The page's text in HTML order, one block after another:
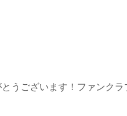
うございます！ファンク